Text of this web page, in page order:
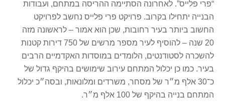
“פרי פלייס”. לאחרונה הסתיימה ההריסה במתחם, ועבודות
הבנייה יתחילו בקרוב. פרויקט פרי פלייס נחשב לפרויקט
החשוב ביותר בעיר רחובות, שכן הוא אמור – לראשונה מזה
20 שנה – להוסיף לעיר מספר מרשים של 750 דירות קטנות
להשכרה לסטודנטים, הלומדים במוסדות האקדמיים הרבים
בעיר. כמו כן יכלול המתחם עירוב שימושים בהיקף גדול של
כ־30 אלף מ״ר של מסחר, משרדים ומלונאות, ובסה״כ יכלול
המתחם בנייה בהיקף של 100 אלף מ״ר.